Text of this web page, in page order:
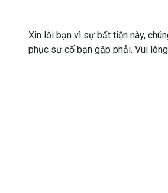
Xin lỗi bạn vì sự bất tiện này,
phục sự cố bạn gặp phải. Vui